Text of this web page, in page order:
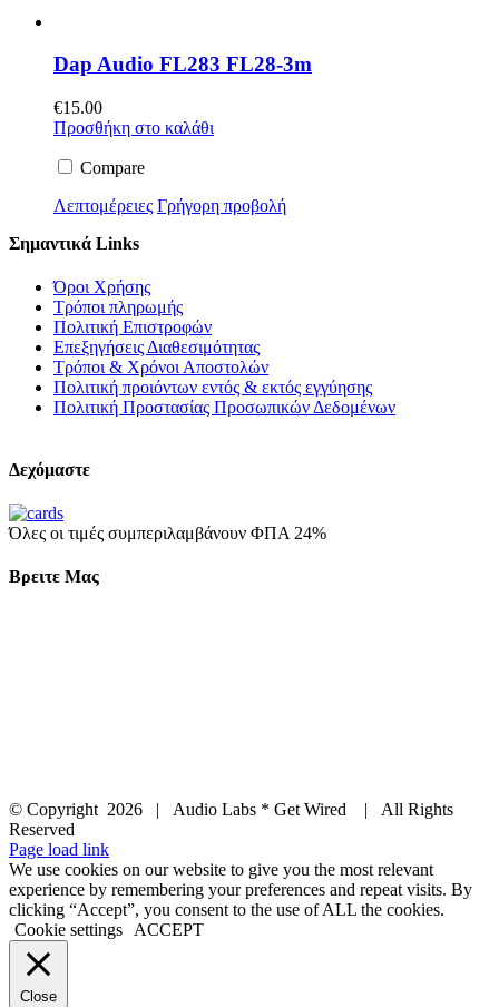
Dap Audio FL283 FL28-3m
€15.00
Προσθήκη στο καλάθι
Compare
Λεπτομέρειες Γρήγορη προβολή
Σημαντικά Links
Όροι Χρήσης
Τρόποι πληρωμής
Πολιτική Επιστροφών
Επεξηγήσεις Διαθεσιμότητας
Τρόποι & Χρόνοι Αποστολών
Πολιτική προιόντων εντός & εκτός εγγύησης
Πολιτική Προστασίας Προσωπικών Δεδομένων
Δεχόμαστε
Όλες οι τιμές συμπεριλαμβάνουν ΦΠΑ 24%
Βρειτε Μας
© Copyright 2026 | Audio Labs * Get Wired | All Rights
Reserved
Facebook
Instagram
YouTube
LinkedIn
X
Page load link
We use cookies on our website to give you the most relevant
experience by remembering your preferences and repeat visits. By
clicking “Accept”, you consent to the use of ALL the cookies.
Cookie settings ACCEPT
Close